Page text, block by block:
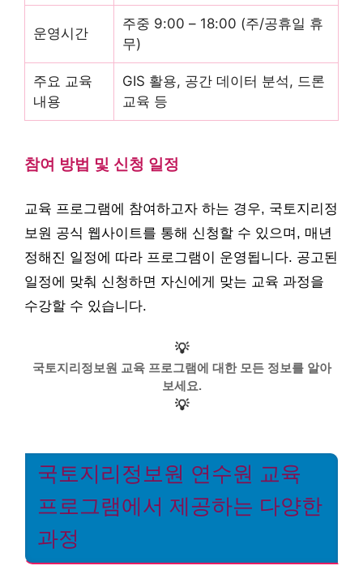
운영시간
주중 9:00 – 18:00 (주/공휴일 휴
무)
주요 교육
내용
GIS 활용, 공간 데이터 분석, 드론
교육 등
참여 방법 및 신청 일정
교육 프로그램에 참여하고자 하는 경우, 국토지리정
보원 공식 웹사이트를 통해 신청할 수 있으며, 매년
정해진 일정에 따라 프로그램이 운영됩니다. 공고된
일정에 맞춰 신청하면 자신에게 맞는 교육 과정을
수강할 수 있습니다.
💡
국토지리정보원 교육 프로그램에 대한 모든 정보를 알아
보세요.
💡
국토지리정보원 연수원 교육
프로그램에서 제공하는 다양한
과정